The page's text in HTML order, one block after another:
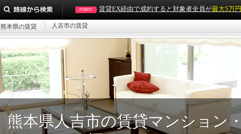
POINT! 賃貸EX経由で成約すると対象者全員が最大5万円
熊本県の賃貸 人吉市の賃貸
熊本県人吉市の賃貸マンション・